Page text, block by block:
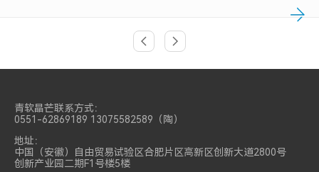
上页 上页
青软晶芒联系方式：
0551-62869189 13075582589（陶）
地址：
中国（安徽）自由贸易试验区合肥片区高新区创新大道2800号
创新产业园二期F1号楼5楼